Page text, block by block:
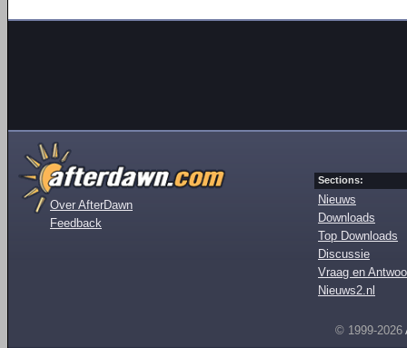
Over AfterDawn
Feedback
Sections:
Nieuws
Downloads
Top Downloads
Discussie
Vraag en
Nieuws2.nl
© 1999-2026